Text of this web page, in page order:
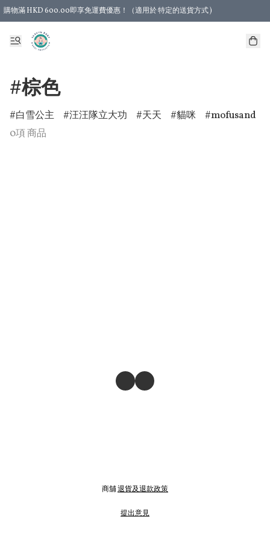
購物滿 HKD 600.00即享免運費優惠！（適用於 特定的送貨方式 )
#棕色
白雪公主 汪汪隊立大功 天天 貓咪
mofusand
0項 商品
商舖退貨及退款政策
提出意見